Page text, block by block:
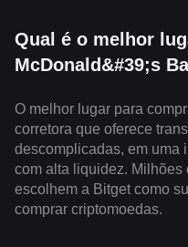
Qual é o melhor
McDonald&#39;s
O melhor lugar para
corretora que oferece
descomplicadas, em uma
com alta liquidez.
escolhem a Bitget como
comprar criptomoedas.